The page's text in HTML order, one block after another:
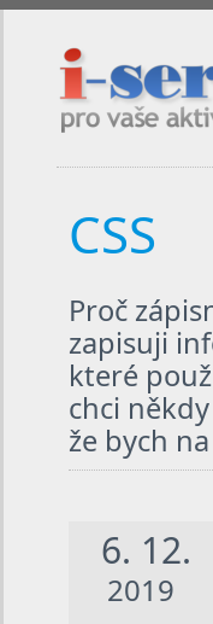
CSS
Proč
zapisuji
které
chci
že bych
6. 12.
2019